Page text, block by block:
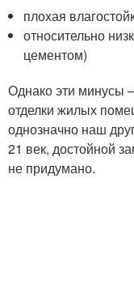
плохая
относительно
цементом)
Однако эти минусы
отделки жилых
однозначно наш
21 век, достойной
не придумано.